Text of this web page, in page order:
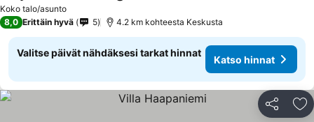
Koko talo/asunto
8,0 Erittäin hyvä 5 4.2 km kohteesta Keskusta
Valitse päivät nähdäksesi tarkat hinnat
Katso hinnat
Jaa